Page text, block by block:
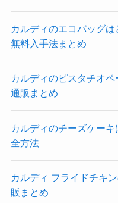
カルディのエコバッグ
無料入手法まとめ
カルディのピスタチオ
通販まとめ
カルディのチーズケー
全方法
カルディ フライドチキ
販まとめ